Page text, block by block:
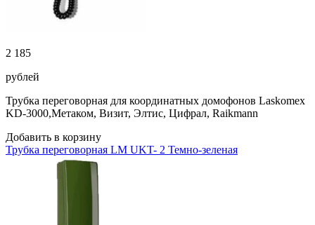
2 185
рублей
Трубка переговорная для координатных домофонов Laskomex
KD-3000,Метаком, Визит, Элтис, Цифрал, Raikmann
Добавить в корзину
Трубка переговорная LM UKT- 2 Темно-зеленая